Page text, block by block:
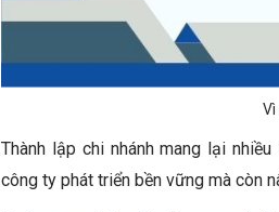
Vì
Thành lập chi nhánh mang lại
công ty phát triển bền vững mà còn